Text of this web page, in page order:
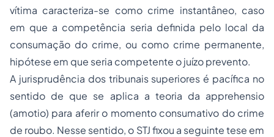
vítima caracteriza-se como crime instantâneo, caso
em que a competência seria definida pelo local da
consumação do crime, ou como crime permanente,
hipótese em que seria competente o juízo prevento.
A jurisprudência dos tribunais superiores é pacífica no
sentido de que se aplica a teoria da apprehensio
(amotio) para aferir o momento consumativo do crime
de roubo. Nesse sentido, o STJ fixou a seguinte tese em